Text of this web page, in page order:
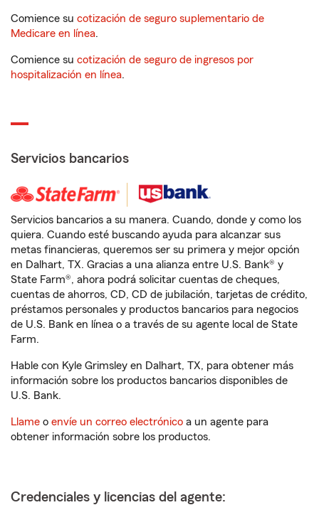
Comience su cotización de seguro suplementario de
Medicare en línea.
Comience su cotización de seguro de ingresos por
hospitalización en línea.
Servicios bancarios
Servicios bancarios a su manera. Cuando, donde y como los
quiera. Cuando esté buscando ayuda para alcanzar sus
metas financieras, queremos ser su primera y mejor opción
en Dalhart, TX. Gracias a una alianza entre U.S. Bank® y
State Farm®, ahora podrá solicitar cuentas de cheques,
cuentas de ahorros, CD, CD de jubilación, tarjetas de crédito,
préstamos personales y productos bancarios para negocios
de U.S. Bank en línea o a través de su agente local de State
Farm.
Hable con Kyle Grimsley en Dalhart, TX, para obtener más
información sobre los productos bancarios disponibles de
U.S. Bank.
Llame o envíe un correo electrónico a un agente para
obtener información sobre los productos.
Credenciales y licencias del agente: